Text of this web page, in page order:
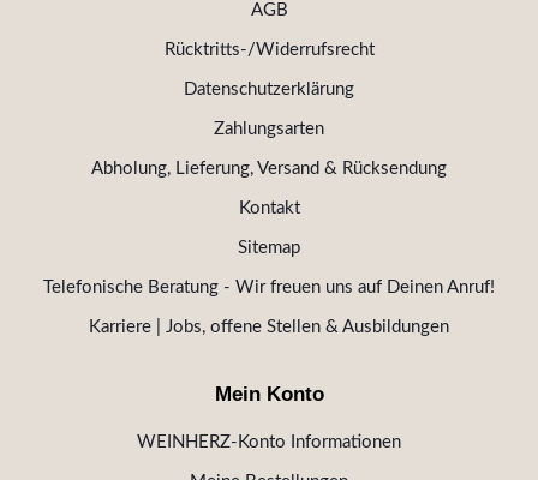
AGB
Rücktritts-/Widerrufsrecht
Datenschutzerklärung
Zahlungsarten
Abholung, Lieferung, Versand & Rücksendung
Kontakt
Sitemap
Telefonische Beratung - Wir freuen uns auf Deinen Anruf!
Karriere | Jobs, offene Stellen & Ausbildungen
Mein Konto
WEINHERZ-Konto Informationen